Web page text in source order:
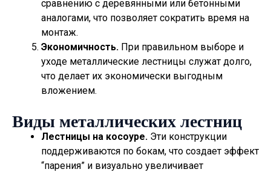
сравнению с деревянными или бетонными
аналогами, что позволяет сократить время на
монтаж.
Экономичность. При правильном выборе и
уходе металлические лестницы служат долго,
что делает их экономически выгодным
вложением.
Виды металлических лестниц
Лестницы на косоуре. Эти конструкции
поддерживаются по бокам, что создает эффект
“парения” и визуально увеличивает